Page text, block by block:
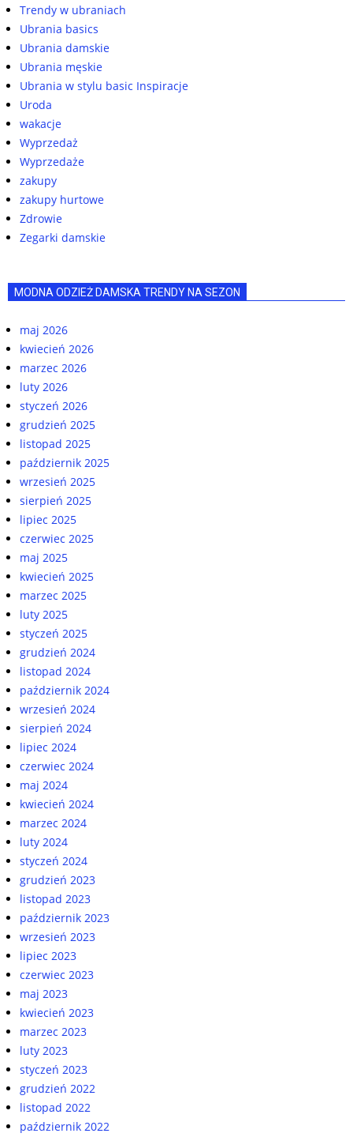
Trendy w ubraniach
Ubrania basics
Ubrania damskie
Ubrania męskie
Ubrania w stylu basic Inspiracje
Uroda
wakacje
Wyprzedaż
Wyprzedaże
zakupy
zakupy hurtowe
Zdrowie
Zegarki damskie
MODNA ODZIEŻ DAMSKA TRENDY NA SEZON
maj 2026
kwiecień 2026
marzec 2026
luty 2026
styczeń 2026
grudzień 2025
listopad 2025
październik 2025
wrzesień 2025
sierpień 2025
lipiec 2025
czerwiec 2025
maj 2025
kwiecień 2025
marzec 2025
luty 2025
styczeń 2025
grudzień 2024
listopad 2024
październik 2024
wrzesień 2024
sierpień 2024
lipiec 2024
czerwiec 2024
maj 2024
kwiecień 2024
marzec 2024
luty 2024
styczeń 2024
grudzień 2023
listopad 2023
październik 2023
wrzesień 2023
lipiec 2023
czerwiec 2023
maj 2023
kwiecień 2023
marzec 2023
luty 2023
styczeń 2023
grudzień 2022
listopad 2022
październik 2022